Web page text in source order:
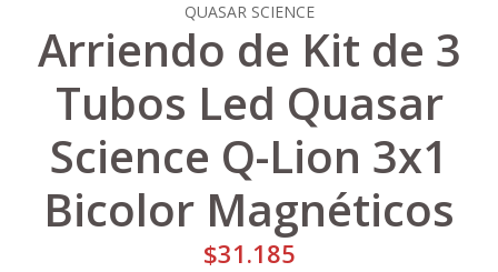
QUASAR SCIENCE
Arriendo de Kit de 3
Tubos Led Quasar
Science Q-Lion 3x1
Bicolor Magnéticos
$31.185